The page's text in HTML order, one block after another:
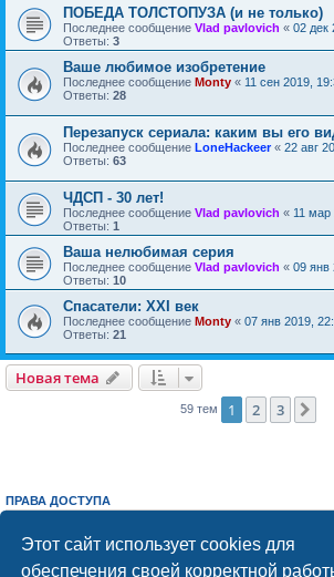
Этот сайт использует cookies для
обеспечения своей корректной
ПОБЕДА ТОЛСТОПУЗА (и не только)
Последнее сообщение Vlad pavlovich « 02 дек
Ответы: 3
Ваше любимое изобретение
Последнее сообщение Monty « 11 сен 2019,
Ответы: 28
Перезапуск сериала: каким вы его
Последнее сообщение LoneHackeer« 22 авг
Ответы: 63
ЧДСП - 30 лет!
Последнее сообщение Vlad pavlovich « 11 мар
Ответы: 1
Ваша нелюбимая серия
Последнее сообщение Vlad pavlovich « 09 янв
Ответы: 10
Спасатели: XXI век
Последнее сообщение Monty « 07 янв 2019,
Ответы: 21
Новая тема
Новаятема
59 тем 1 2 3
ПРАВА ДОСТУПА
Выне можетеотвечать на сообщения
Выне можетередактировать свои сообщения
Выне можетеудалять свои сообщения